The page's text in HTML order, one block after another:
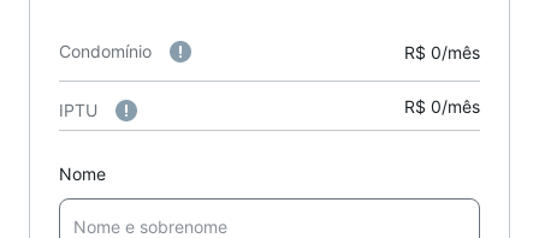
Condomínio R$ 0/mês
IPTU R$ 0/mês
Nome